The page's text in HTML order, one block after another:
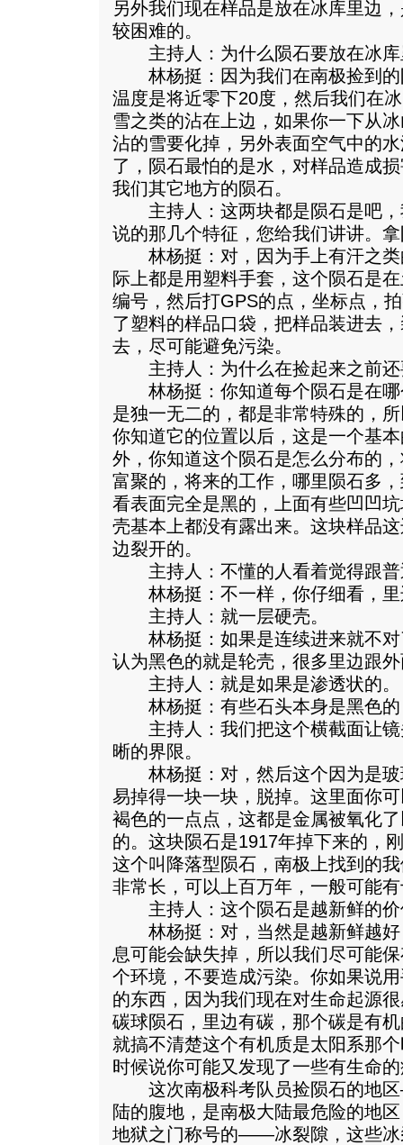
另外我们现在样品是放在冰库里边
较困难的。
主持人：为什么陨石要放在冰库
林杨挺：因为我们在南极捡到的
温度是将近零下20度，然后我们在
雪之类的沾在上边，如果你一下从
沾的雪要化掉，另外表面空气中的
了，陨石最怕的是水，对样品造成
我们其它地方的陨石。
主持人：这两块都是陨石是吧，
说的那几个特征，您给我们讲讲。
林杨挺：对，因为手上有汗之类
际上都是用塑料手套，这个陨石是
编号，然后打GPS的点，坐标点，
了塑料的样品口袋，把样品装进去
去，尽可能避免污染。
主持人：为什么在捡起来之前还
林杨挺：你知道每个陨石是在哪
是独一无二的，都是非常特殊的，
你知道它的位置以后，这是一个基
外，你知道这个陨石是怎么分布的
富聚的，将来的工作，哪里陨石多
看表面完全是黑的，上面有些凹凹
壳基本上都没有露出来。这块样品
边裂开的。
主持人：不懂的人看着觉得跟普
林杨挺：不一样，你仔细看，里
主持人：就一层硬壳。
林杨挺：如果是连续进来就不对
认为黑色的就是轮壳，很多里边跟
主持人：就是如果是渗透状的。
林杨挺：有些石头本身是黑色的
主持人：我们把这个横截面让镜
晰的界限。
林杨挺：对，然后这个因为是玻
易掉得一块一块，脱掉。这里面你
褐色的一点点，这都是金属被氧化
的。这块陨石是1917年掉下来的，
这个叫降落型陨石，南极上找到的
非常长，可以上百万年，一般可能
主持人：这个陨石是越新鲜的价
林杨挺：对，当然是越新鲜越好
息可能会缺失掉，所以我们尽可能
个环境，不要造成污染。你如果说
的东西，因为我们现在对生命起源
碳球陨石，里边有碳，那个碳是有
就搞不清楚这个有机质是太阳系那
时候说你可能又发现了一些有生命
这次南极科考队员捡陨石的地
陆的腹地，是南极大陆最危险的地
地狱之门称号的——冰裂隙，这些冰